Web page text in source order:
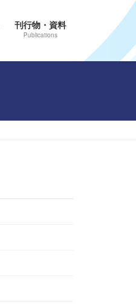
刊行物・資料
Publications